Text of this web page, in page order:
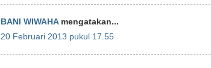
BANI WIWAHAmengatakan...
20 Februari 2013 pukul 17.55